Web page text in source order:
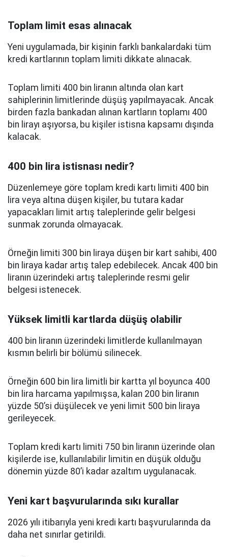
Toplam limit esas alınacak
Yeni uygulamada, bir kişinin farklı bankalardaki tüm
kredi kartlarının toplam limiti dikkate alınacak.
Toplam limiti 400 bin liranın altında olan kart
sahiplerinin limitlerinde düşüş yapılmayacak. Ancak
birden fazla bankadan alınan kartların toplamı 400
bin lirayı aşıyorsa, bu kişiler istisna kapsamı dışında
kalacak.
400 bin lira istisnası nedir?
Düzenlemeye göre toplam kredi kartı limiti 400 bin
lira veya altına düşen kişiler, bu tutara kadar
yapacakları limit artış taleplerinde gelir belgesi
sunmak zorunda olmayacak.
Örneğin limiti 300 bin liraya düşen bir kart sahibi, 400
bin liraya kadar artış talep edebilecek. Ancak 400 bin
liranın üzerindeki artış taleplerinde resmi gelir
belgesi istenecek.
Yüksek limitli kartlarda düşüş olabilir
400 bin liranın üzerindeki limitlerde kullanılmayan
kısmın belirli bir bölümü silinecek.
Örneğin 600 bin lira limitli bir kartta yıl boyunca 400
bin lira harcama yapılmışsa, kalan 200 bin liranın
yüzde 50’si düşülecek ve yeni limit 500 bin liraya
gerileyecek.
Toplam kredi kartı limiti 750 bin liranın üzerinde olan
kişilerde ise, kullanılabilir limitin en düşük olduğu
dönemin yüzde 80’i kadar azaltım uygulanacak.
Yeni kart başvurularında sıkı kurallar
2026 yılı itibarıyla yeni kredi kartı başvurularında da
daha net sınırlar getirildi.